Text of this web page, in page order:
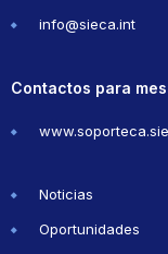
info@sieca.int
Contactos para
Noticias
Oportunidades